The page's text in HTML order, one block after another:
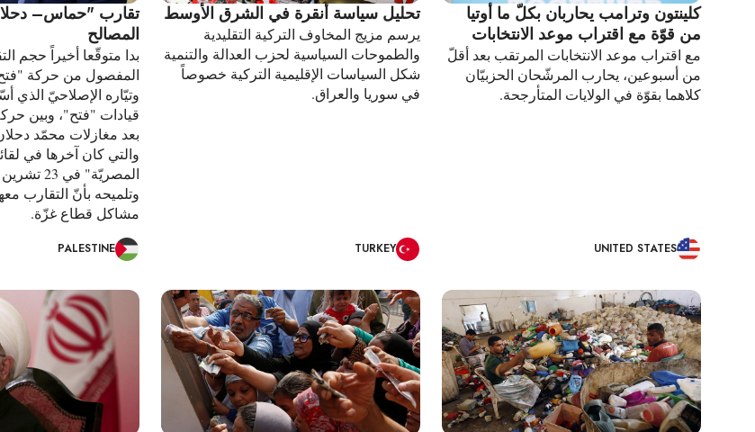
كلينتون وترامب يحاربان بكلّ ما أوتيا
من قوّة مع اقتراب موعد الانتخابات
مع اقتراب موعد الانتخابات المرتقب بعد أقلّ
من أسبوعين، يحارب المرشّحان الحزبيّان
كلاهما بقوّة في الولايات المتأرجحة.
UNITED STATES
تحليل سياسة أنقرة في الشرق الأوسط
يرسم مزيج المخاوف التركية التقليدية
والطموحات السياسية لحزب العدالة والتنمية
شكل السياسات الإقليمية التركية خصوصاً
في سوريا والعراق.
TURKEY
تقارب "حماس–
المصالح
بدا متوقّعا أخيراً حجم
المفصول من حركة
وتيّاره الإصلاحيّ
قيادات "فتح"، وبين
بعد مغازلات محمّد
والتي كان آخرها في
المصريّة"
وتلميحه بأنّ التقارب
مشاكل قطاع غزّة.
PALESTINE